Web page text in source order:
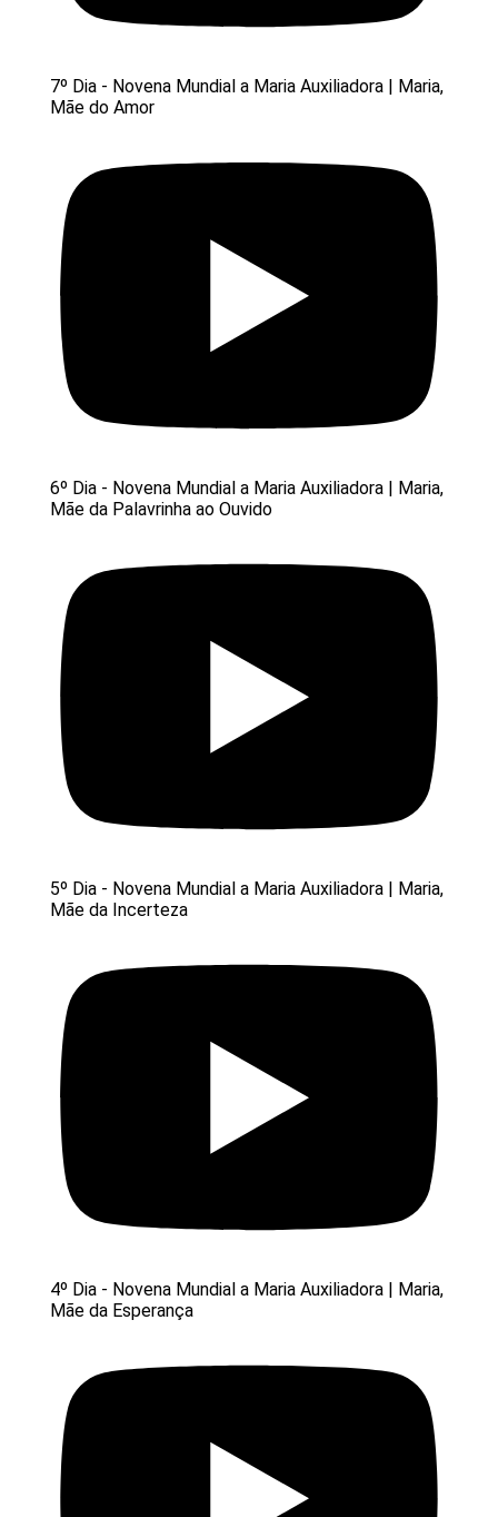
7º Dia - Novena Mundial a Maria Auxiliadora | Maria,
Mãe do Amor
6º Dia - Novena Mundial a Maria Auxiliadora | Maria,
Mãe da Palavrinha ao Ouvido
5º Dia - Novena Mundial a Maria Auxiliadora | Maria,
Mãe da Incerteza
4º Dia - Novena Mundial a Maria Auxiliadora | Maria,
Mãe da Esperança